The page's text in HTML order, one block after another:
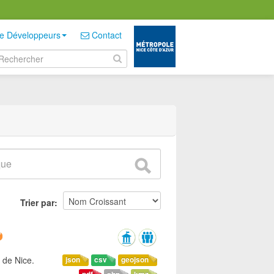
Développeurs Contact
Trier par
geojson
csv
json
Nice.